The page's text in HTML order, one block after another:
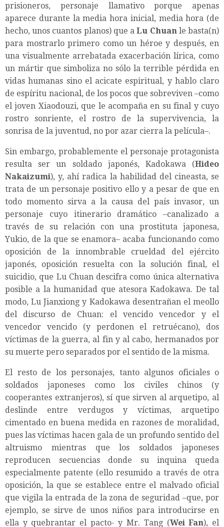
prisioneros, personaje llamativo porque apenas
aparece durante la media hora inicial, media hora (de
hecho, unos cuantos planos) que aLu Chuanle basta(n)
para mostrarlo primero como un héroe y después, en
una visualmente arrebatada exacerbación lírica, como
un mártir que simboliza no sólo la terrible pérdida en
vidas humanas sino el acicate espiritual, y hablo claro
de espíritu nacional, de los pocos que sobreviven –como
el joven Xiaodouzi, que le acompaña en su final y cuyo
rostro sonriente, el rostro de la supervivencia, la
sonrisa de la juventud, no por azar cierra la película–.
Sin embargo, probablemente el personaje protagonista
resulta ser un soldado japonés, Kadokawa (Hideo
Nakaizumi), y, ahí radica la habilidad del cineasta, se
trata de un personaje positivo ello y a pesar de que en
todo momento sirva a la causa del país invasor, un
personaje cuyo itinerario dramático –canalizado a
través de su relación con una prostituta japonesa,
Yukio, de la que se enamora– acaba funcionando como
oposición de la innombrable crueldad del ejército
japonés, oposición resuelta con la solución final, el
suicidio, que Lu Chuan descifra como única alternativa
posible a la humanidad que atesora Kadokawa. De tal
modo, Lu Jianxiong y Kadokawa desentrañan el meollo
del discurso de Chuan: el vencido vencedor y el
vencedor vencido (y perdonen el retruécano), dos
víctimas de la guerra, al fin y al cabo, hermanados por
su muerte pero separados por el sentido de la misma.
El resto de los personajes, tanto algunos oficiales o
soldados japoneses como los civiles chinos (y
cooperantes extranjeros), sí que sirven al arquetipo, al
deslinde entre verdugos y víctimas, arquetipo
cimentado en buena medida en razones de moralidad,
pues las víctimas hacen gala de un profundo sentido del
altruismo mientras que los soldados japoneses
reproducen secuencias donde su inquina queda
especialmente patente (ello resumido a través de otra
oposición, la que se establece entre el malvado oficial
que vigila la entrada de la zona de seguridad –que, por
ejemplo, se sirve de unos niños para introducirse en
ella y quebrantar el pacto- y Mr. Tang (Wei Fan), el